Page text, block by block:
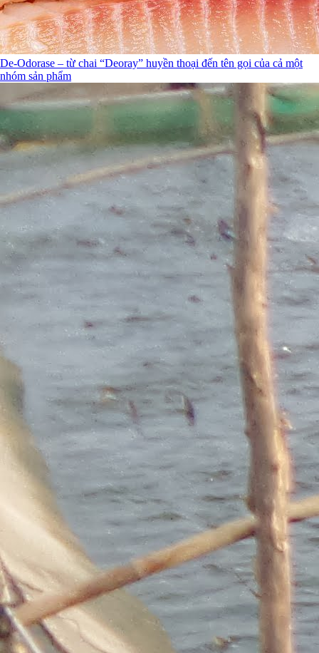
De-Odorase – từ chai “Deoray” huyền thoại đến tên gọi của cả một
nhóm sản phẩm